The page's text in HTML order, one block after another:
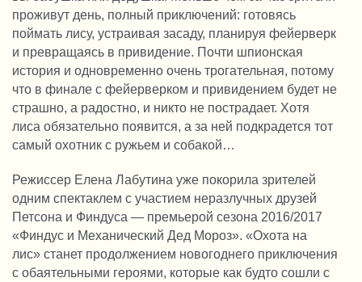
проживут день, полный приключений: готовясь
поймать лису, устраивая засаду, планируя фейерверк
и превращаясь в привидение. Почти шпионская
история и одновременно очень трогательная, потому
что в финале с фейерверком и привидением будет не
страшно, а радостно, и никто не пострадает. Хотя
лиса обязательно появится, а за ней подкрадется тот
самый охотник с ружьем и собакой…
Режиссер Елена Лабутина уже покорила зрителей
одним спектаклем с участием неразлучных друзей
Петсона и Финдуса — премьерой сезона 2016/2017
«Финдус и Механический Дед Мороз». «Охота на
лис» станет продолжением новогоднего приключения
с обаятельными героями, которые как будто сошли с